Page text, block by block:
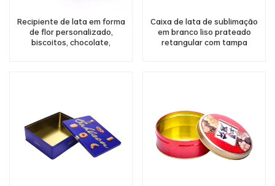
Recipiente de lata em forma
de flor personalizado,
biscoitos, chocolate,
Caixa de lata de sublimação
em branco liso prateado
retangular com tampa